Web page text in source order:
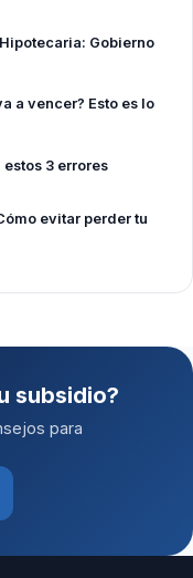
Gobierno
a vencer? Esto es lo
3 errores
evitar perder tu
subsidio?
para